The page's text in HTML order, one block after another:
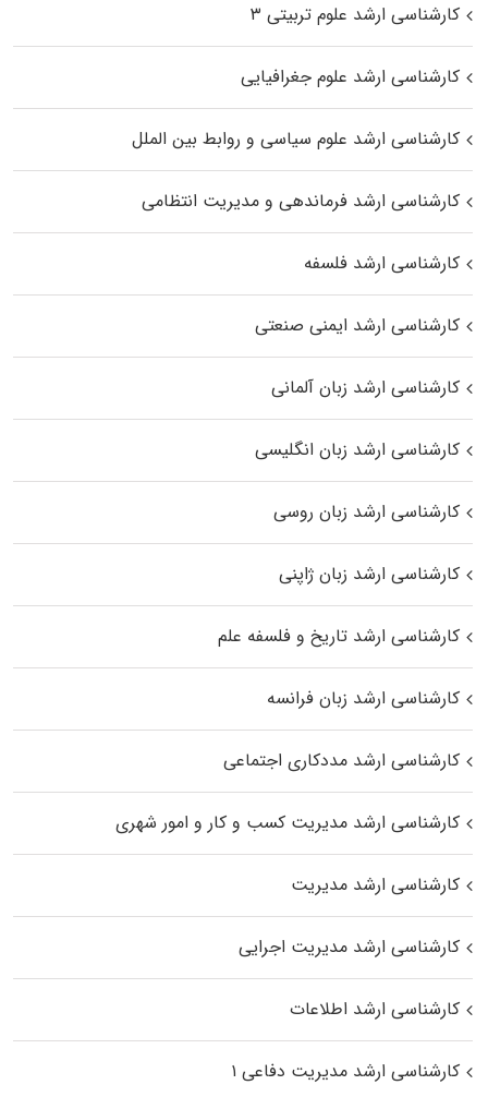
کارشناسی ارشد علوم تربیتی ۳
کارشناسی ارشد علوم جغرافیایی
کارشناسی ارشد علوم سیاسی و روابط بین الملل
کارشناسی ارشد فرماندهی و مدیریت انتظامی
کارشناسی ارشد فلسفه
کارشناسی ارشد ایمنی صنعتی
کارشناسی ارشد زبان آلمانی
کارشناسی ارشد زبان انگلیسی
کارشناسی ارشد زبان روسی
کارشناسی ارشد زبان ژاپنی
کارشناسی ارشد تاریخ و فلسفه علم
کارشناسی ارشد زبان فرانسه
کارشناسی ارشد مددکاری اجتماعی
کارشناسی ارشد مدیریت کسب و کار و امور شهری
کارشناسی ارشد مدیریت
کارشناسی ارشد مدیریت اجرایی
کارشناسی ارشد اطلاعات
کارشناسی ارشد مدیریت دفاعی ۱